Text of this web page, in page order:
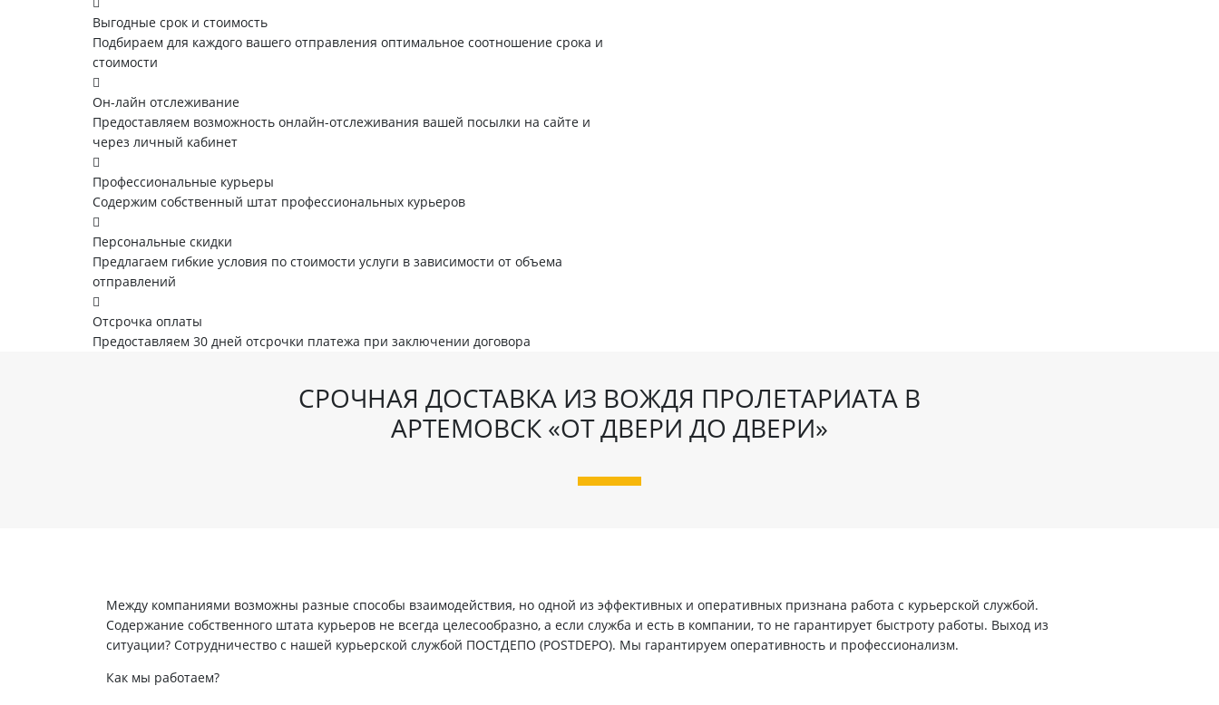
Выгодные срок и стоимость
Подбираем для каждого вашего отправления оптимальное соотношение срока и
стоимости
Он-лайн отслеживание
Предоставляем возможность онлайн-отслеживания вашей посылки на сайте и
через личный кабинет
Профессиональные курьеры
Содержим собственный штат профессиональных курьеров
Персональные скидки
Предлагаем гибкие условия по стоимости услуги в зависимости от объема
отправлений
Отсрочка оплаты
Предоставляем 30 дней отсрочки платежа при заключении договора
СРОЧНАЯ ДОСТАВКА ИЗ ВОЖДЯ ПРОЛЕТАРИАТА В
АРТЕМОВСК «ОТ ДВЕРИ ДО ДВЕРИ»
Между компаниями возможны разные способы взаимодействия, но одной из эффективных и оперативных признана работа с курьерской службой.
Содержание собственного штата курьеров не всегда целесообразно, а если служба и есть в компании, то не гарантирует быстроту работы. Выход из
ситуации? Сотрудничество с нашей курьерской службой ПОСТДЕПО (POSTDEPO). Мы гарантируем оперативность и профессионализм.
Как мы работаем?